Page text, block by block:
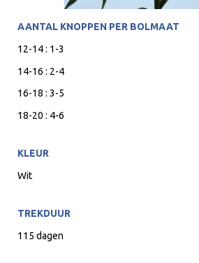
AANTAL KNOPPEN PER BOLMAAT
12-14 : 1-3
14-16 : 2-4
16-18 : 3-5
18-20 : 4-6
KLEUR
Wit
TREKDUUR
115 dagen